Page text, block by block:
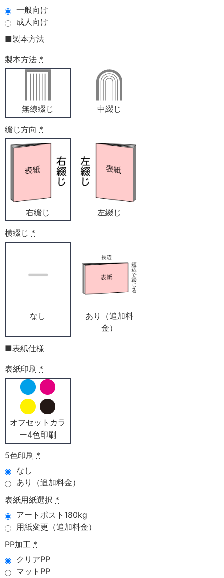
一般向け
成人向け
■製本方法
製本方法 *
無線綴じ 中綴じ
綴じ方向 *
右綴じ 左綴じ
横綴じ *
なし
あり（追加料
金）
■表紙仕様
表紙印刷 *
オフセットカラ
ー4色印刷
5色印刷 *
なし
あり（追加料金）
表紙用紙選択 *
アートポスト180kg
用紙変更（追加料金）
PP加工 *
クリアPP
マットPP